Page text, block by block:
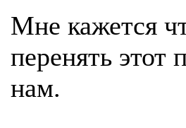
Мне кажется
перенять этот
нам.